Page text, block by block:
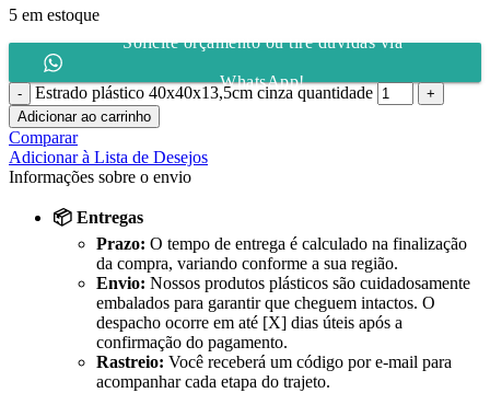
5 em estoque
Solicite orçamento ou tire dúvidas via
WhatsApp!
Estrado plástico 40x40x13,5cm cinza quantidade
Adicionar ao carrinho
Comparar
Adicionar à Lista de Desejos
Informações sobre o envio
📦 Entregas
Prazo: O tempo de entrega é calculado na finalização
da compra, variando conforme a sua região.
Envio: Nossos produtos plásticos são cuidadosamente
embalados para garantir que cheguem intactos. O
despacho ocorre em até [X] dias úteis após a
confirmação do pagamento.
Rastreio: Você receberá um código por e-mail para
acompanhar cada etapa do trajeto.